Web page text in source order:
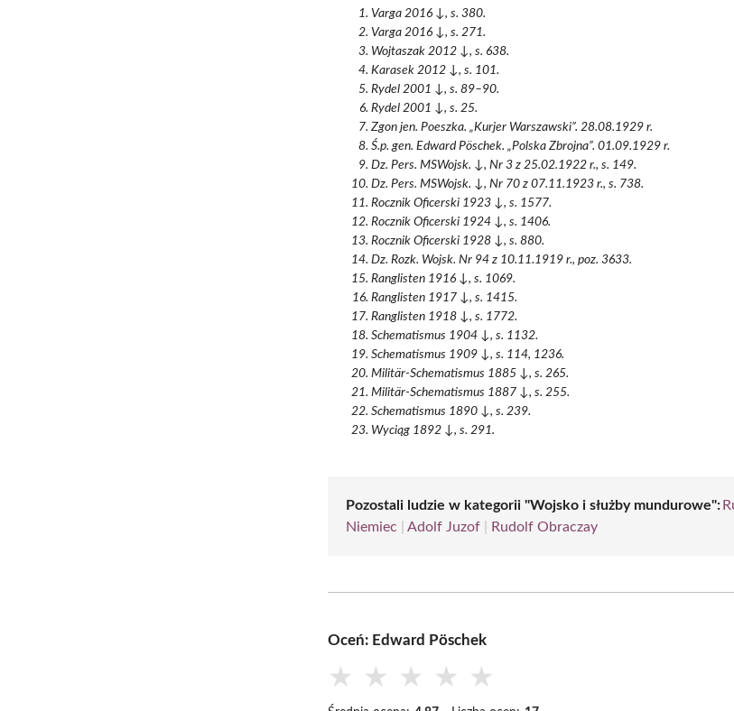
Varga 2016 ↓, s. 380.
Varga 2016 ↓, s. 271.
Wojtaszak 2012 ↓, s. 638.
Karasek 2012 ↓, s. 101.
Rydel 2001 ↓, s. 89–90.
Rydel 2001 ↓, s. 25.
Zgon jen. Poeszka. „Kurjer Warszawski”. 28.08.1929 r.
Ś.p. gen. Edward Pöschek. „Polska Zbrojna”. 01.09.1929 r.
Dz. Pers. MSWojsk. ↓, Nr 3 z 25.02.1922 r., s. 149.
Dz. Pers. MSWojsk. ↓, Nr 70 z 07.11.1923 r., s. 738.
Rocznik Oficerski 1923 ↓, s. 1577.
Rocznik Oficerski 1924 ↓, s. 1406.
Rocznik Oficerski 1928 ↓, s. 880.
Dz. Rozk. Wojsk. Nr 94 z 10.11.1919 r., poz. 3633.
Ranglisten 1916 ↓, s. 1069.
Ranglisten 1917 ↓, s. 1415.
Ranglisten 1918 ↓, s. 1772.
Schematismus 1904 ↓, s. 1132.
Schematismus 1909 ↓, s. 114, 1236.
Militär-Schematismus 1885 ↓, s. 265.
Militär-Schematismus 1887 ↓, s. 255.
Schematismus 1890 ↓, s. 239.
Wyciąg 1892 ↓, s. 291.
Pozostali ludzie w kategorii "Wojsko i służby mundurowe":
Niemiec |Adolf Juzof Rudolf Obraczay
Oceń: Edward Pöschek
★ ★ ★ ★ ★